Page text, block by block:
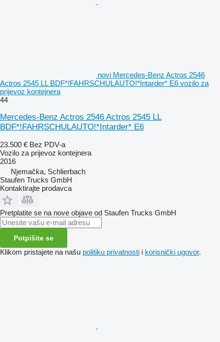
novi Mercedes-Benz Actros 2546
Actros 2545 LL BDF*!FAHRSCHULAUTO!*Intarder* E6 vozilo za
prijevoz kontejnera
44
Mercedes-Benz Actros 2546 Actros 2545 LL
BDF*!FAHRSCHULAUTO!*Intarder* E6
23.500 € Bez PDV-a
Vozilo za prijevoz kontejnera
2016
Njemačka, Schlierbach
Staufen Trucks GmbH
Kontaktirajte prodavca
Pretplatite se na nove objave od Staufen Trucks GmbH
Potpišite se
Klikom pristajete na našu politiku privatnosti i korisnički ugovor.